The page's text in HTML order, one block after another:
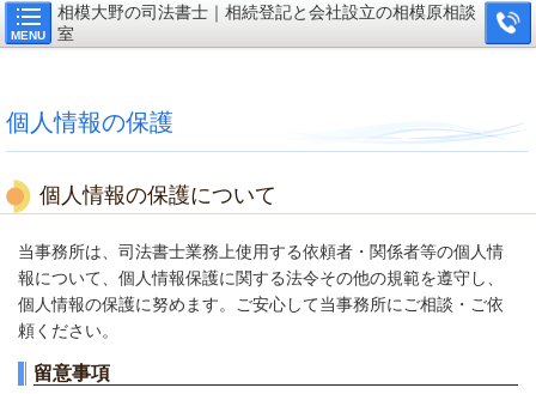
MENU
相模大野の司法書士｜相続登記と会社設立の相模原相談
室
個人情報の保護
個人情報の保護について
当事務所は、司法書士業務上使用する依頼者・関係者等の個人情
報について、個人情報保護に関する法令その他の規範を遵守し、
個人情報の保護に努めます。ご安心して当事務所にご相談・ご依
頼ください。
留意事項